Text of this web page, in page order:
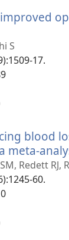
окне)
S
17.
окне) blood
meta-
Redett RJ,
60.